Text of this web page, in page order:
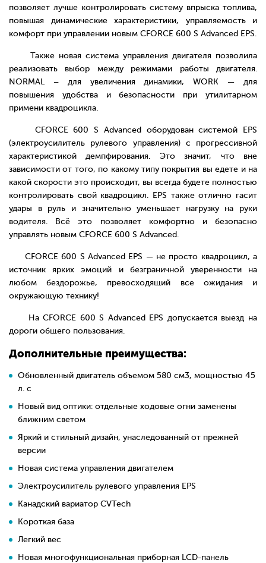
позволяет лучше контролировать систему впрыска топлива,
повышая динамические характеристики, управляемость и
комфорт при управлении новым CFORCE 600 S Advanced EPS.
Также новая система управления двигателя позволила
реализовать выбор между режимами работы двигателя.
NORMAL – для увеличения динамики, WORK — для
повышения удобства и безопасности при утилитарном
примени квадроцикла.
CFORCE 600 S Advanced оборудован системой EPS
(электроусилитель рулевого управления) с прогрессивной
характеристикой демпфирования. Это значит, что вне
зависимости от того, по какому типу покрытия вы едете и на
какой скорости это происходит, вы всегда будете полностью
контролировать свой квадроцикл. EPS также отлично гасит
удары в руль и значительно уменьшает нагрузку на руки
водителя. Всё это позволяет комфортно и безопасно
управлять новым CFORCE 600 S Advanced.
CFORCE 600 S Advanced EPS — не просто квадроцикл, а
источник ярких эмоций и безграничной уверенности на
любом бездорожье, превосходящий все ожидания и
окружающую технику!
На CFORCE 600 S Advanced EPS допускается выезд на
дороги общего пользования.
Дополнительные преимущества:
Обновленный двигатель объемом 580 см3, мощностью 45
л. с
Новый вид оптики: отдельные ходовые огни заменены
ближним светом
Яркий и стильный дизайн, унаследованный от прежней
версии
Новая система управления двигателем
Электроусилитель рулевого управления EPS
Канадский вариатор CVTech
Короткая база
Легкий вес
Новая многофункциональная приборная LСD-панель